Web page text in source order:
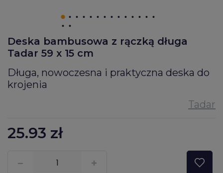
Deska bambusowa z rączką długa
Tadar 59 x 15 cm
Długa, nowoczesna i praktyczna deska do
krojenia
25.93 zł